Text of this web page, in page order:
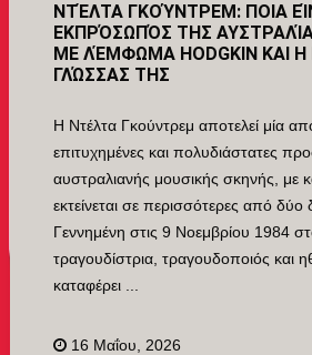
ΝΤΈΛΤΑ ΓΚΟΎΝΤΡΕΜ: ΠΟΙΑ
ΕΚΠΡΌΣΩΠΌΣ ΤΗΣ
ΜΕ ΛΈΜΦΩΜΑ HODGKIN ΚΑΙ
ΓΛΏΣΣΑΣ ΤΗΣ
Η Ντέλτα Γκούντρεμ αποτελεί μία
επιτυχημένες και πολυδιάστατες
αυστραλιανής μουσικής σκηνής, με
εκτείνεται σε περισσότερες από δύο
Γεννημένη στις 9 Νοεμβρίου 1984
τραγουδίστρια, τραγουδοποιός και
καταφέρει ...
16 Μαΐου, 2026